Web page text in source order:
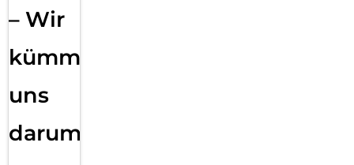
– Wir
kümmern
uns
darum!